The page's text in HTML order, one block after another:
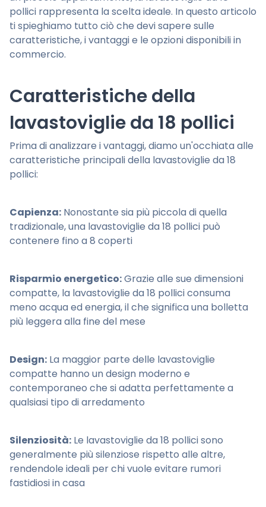
pollici rappresenta la scelta ideale. In questo articolo
ti spieghiamo tutto ciò che devi sapere sulle
caratteristiche, i vantaggi e le opzioni disponibili in
commercio.
Caratteristiche della
lavastoviglie da 18 pollici
Prima di analizzare i vantaggi, diamo un'occhiata alle
caratteristiche principali della lavastoviglie da 18
pollici:
Capienza: Nonostante sia più piccola di quella
tradizionale, una lavastoviglie da 18 pollici può
contenere fino a 8 coperti
Risparmio energetico:Grazie alle sue dimensioni
compatte, la lavastoviglie da 18 pollici consuma
meno acqua ed energia, il che significa una bolletta
più leggera alla fine del mese
Design: La maggior parte delle lavastoviglie
compatte hanno un design moderno e
contemporaneo che si adatta perfettamente a
qualsiasi tipo di arredamento
Silenziosità: Le lavastoviglie da 18 pollici sono
generalmente più silenziose rispetto alle altre,
rendendole ideali per chi vuole evitare rumori
fastidiosi in casa